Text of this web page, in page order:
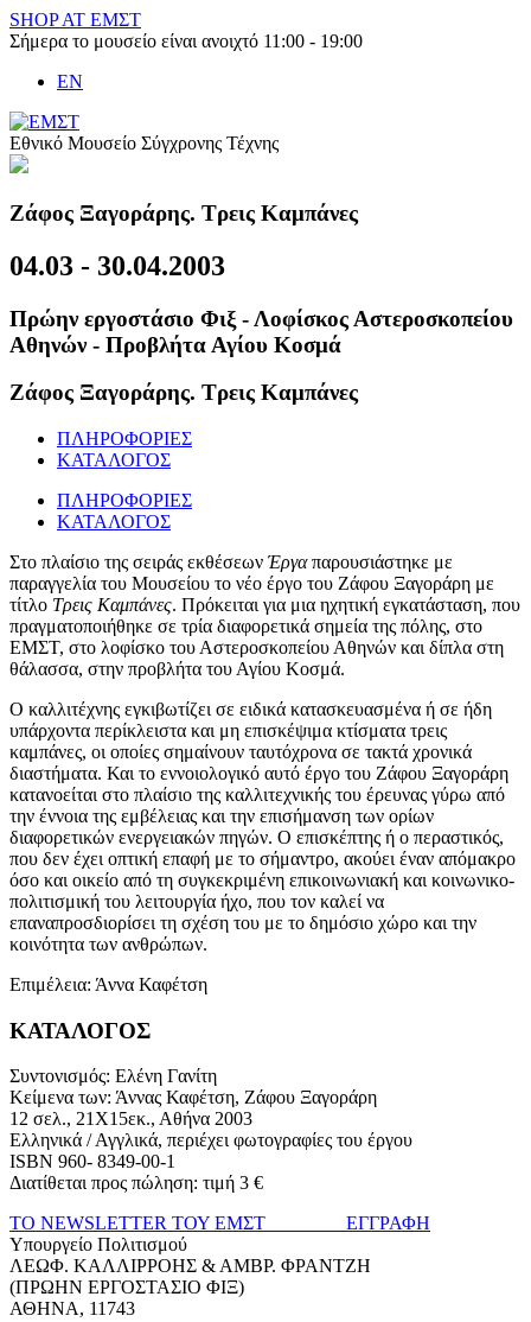
Skip
to
SHOP AT ΕΜΣΤ
Σήμερα το μουσείο είναι ανοιχτό 11:00 - 19:00
EN
Εθνικό Μουσείο Σύγχρονης Τέχνης
Ζάφος Ξαγοράρης. Τρεις Καμπάνες
04.03 - 30.04.2003
Πρώην εργοστάσιο Φιξ - Λοφίσκος Αστεροσκοπείου
Αθηνών - Προβλήτα Αγίου Κοσμά
Ζάφος Ξαγοράρης. Τρεις Καμπάνες
ΠΛΗΡΟΦΟΡΙΕΣ
ΚΑΤΑΛΟΓΟΣ
ΠΛΗΡΟΦΟΡΙΕΣ
ΚΑΤΑΛΟΓΟΣ
Στο πλαίσιο της σειράς εκθέσεων Έργαπαρουσιάστηκε με
παραγγελία του Μουσείου το νέο έργο του Ζάφου Ξαγοράρη με
τίτλο Τρεις Καμπάνες. Πρόκειται για μια ηχητική εγκατάσταση, που
πραγματοποιήθηκε σε τρία διαφορετικά σημεία της πόλης, στο
ΕΜΣΤ, στο λοφίσκο του Αστεροσκοπείου Αθηνών και δίπλα στη
θάλασσα, στην προβλήτα του Αγίου Κοσμά.
Ο καλλιτέχνης εγκιβωτίζει σε ειδικά κατασκευασμένα ή σε ήδη
υπάρχοντα περίκλειστα και μη επισκέψιμα κτίσματα τρεις
καμπάνες, οι οποίες σημαίνουν ταυτόχρονα σε τακτά χρονικά
διαστήματα. Και το εννοιολογικό αυτό έργο του Ζάφου Ξαγοράρη
κατανοείται στο πλαίσιο της καλλιτεχνικής του έρευνας γύρω από
την έννοια της εμβέλειας και την επισήμανση των ορίων
διαφορετικών ενεργειακών πηγών. Ο επισκέπτης ή ο περαστικός,
που δεν έχει οπτική επαφή με το σήμαντρο, ακούει έναν απόμακρο
όσο και οικείο από τη συγκεκριμένη επικοινωνιακή και κοινωνικο-
πολιτισμική του λειτουργία ήχο, που τον καλεί να
επαναπροσδιορίσει τη σχέση του με το δημόσιο χώρο και την
κοινότητα των ανθρώπων.
Επιμέλεια: Άννα Καφέτση
ΚΑΤΑΛΟΓΟΣ
Συντονισμός: Ελένη Γανίτη
Κείμενα των: Άννας Καφέτση, Ζάφου Ξαγοράρη
12 σελ., 21Χ15εκ., Αθήνα 2003
Ελληνικά / Αγγλικά, περιέχει φωτογραφίες του έργου
ISBN 960- 8349-00-1
Διατίθεται προς πώληση: τιμή 3 €
ΤΟ NEWSLETTER ΤΟΥ ΕΜΣΤ ΕΓΓΡΑΦΗ
Υπουργείο Πολιτισμού
ΛΕΩΦ. ΚΑΛΛΙΡΡΟΗΣ & ΑΜΒΡ. ΦΡΑΝΤΖΗ
(ΠΡΩΗΝ ΕΡΓΟΣΤΑΣΙΟ ΦΙΞ)
ΑΘΗΝΑ, 11743